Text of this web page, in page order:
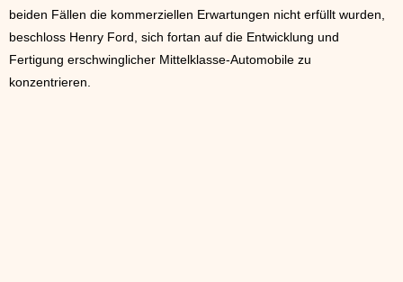
beiden Fällen die kommerziellen Erwartungen nicht erfüllt wurden,
beschloss Henry Ford, sich fortan auf die Entwicklung und
Fertigung erschwinglicher Mittelklasse-Automobile zu
konzentrieren.